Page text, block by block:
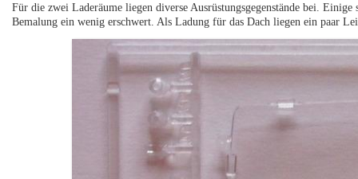
Für die zwei Laderäume liegen diverse Ausrüstungsgegenstände bei.
Bemalung ein wenig erschwert. Als Ladung für das Dach liegen ein paar